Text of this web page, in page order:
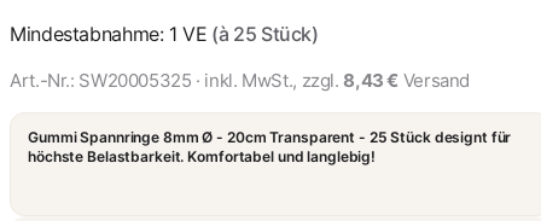
Mindestabnahme: 1 VE (à 25 Stück)
Art.-Nr.: SW20005325 · inkl. MwSt., zzgl. 8,43 € Versand
Gummi Spannringe 8mm Ø - 20cm Transparent - 25 Stück designt für
höchste Belastbarkeit. Komfortabel und langlebig!